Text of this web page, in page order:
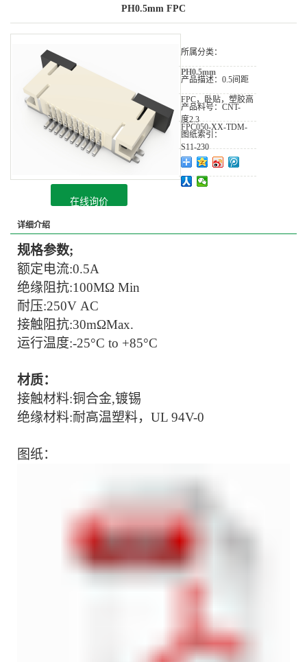
PH0.5mm FPC
所属分类：
PH0.5mm
产品描述： 0.5间距
FPC，卧贴，塑胶高
度2.3
产品料号： CNT-
FPC050-XX-TDM-
S11-230
图纸索引：
在线询价
详细介绍
规格参数;
额定电流:0.5A
绝缘阻抗:100MΩ Min
耐压:250V AC
接触阻抗:30mΩMax.
运行温度:-25°C to +85°C
材质：
接触材料:铜合金,镀锡
绝缘材料:耐高温塑料，UL 94V-0
图纸：